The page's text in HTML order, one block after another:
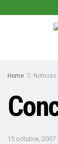
Home Noticias
15 octubre, 2007